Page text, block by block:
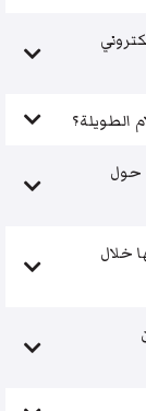
الطويلة؟
حول
خلال